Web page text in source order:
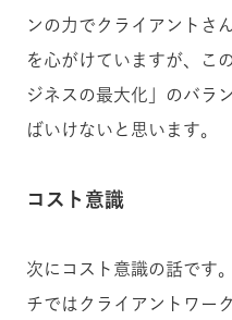
ンの力でクライアントさ
を心がけていますが、こ
ジネスの最大化」のバラ
ばいけないと思います。
コスト意識
次にコスト意識の話です
チではクライアントワー